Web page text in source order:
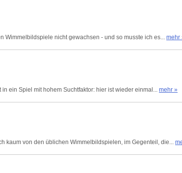
Wimmelbildspiele nicht gewachsen - und so musste ich es... mehr
ein Spiel mit hohem Suchtfaktor: hier ist wieder einmal... mehr »
kaum von den üblichen Wimmelbildspielen, im Gegenteil, die...